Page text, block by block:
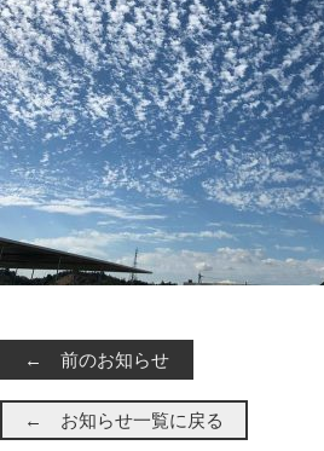
← 前のお知らせ
← お知らせ一覧に戻る